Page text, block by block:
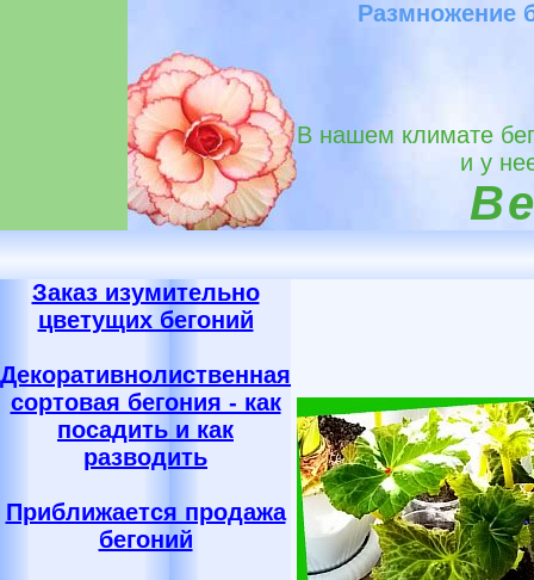
Размножение
В нашем климате
и у
Заказ изумительно
цветущих бегоний
Декоративнолиственная
сортовая бегония - как
посадить и как
разводить
Приближается продажа
бегоний